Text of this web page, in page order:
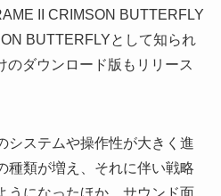
II CRIMSON BUTTERFLY
BUTTERFLYとして知られ
のダウンロード版もリリース
システムや操作性が大きく進
種類が増え、それに伴い戦略
うになったほか、サウンド面